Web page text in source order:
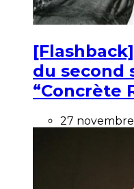
du second
“Concrète
27 novembre